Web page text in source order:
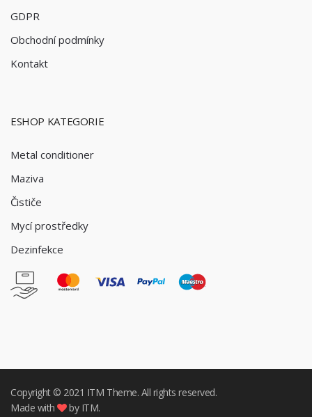
GDPR
Obchodní podmínky
Kontakt
ESHOP KATEGORIE
Metal conditioner
Maziva
Čističe
Mycí prostředky
Dezinfekce
Copyright © 2021 ITM Theme. All rights reserved.
Made with
by ITM.